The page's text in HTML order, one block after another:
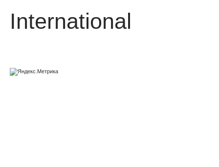
International